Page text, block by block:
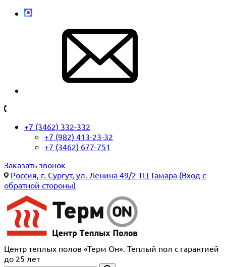
+7 (3462) 332-332
+7 (982) 413-23-32
+7 (3462) 677-751
Заказать звонок
Россия, г. Сургут, ул. Ленина 49/2 ТЦ Тамара (Вход с
обратной стороны)
Центр теплых полов «Терм Он». Теплый пол с гарантией
до 25 лет